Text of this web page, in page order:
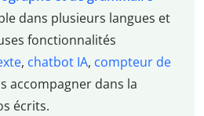
dans plusieurs langues et
fonctionnalités
, chatbot IA, compteur de
accompagner dans la
écrits.